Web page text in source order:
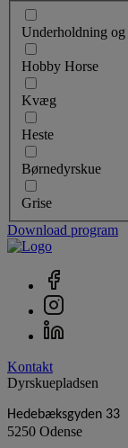
Underholdning og
Hobby Horse
Kvæg
Heste
Børnedyrskue
Grise
Download program
Kontakt
Dyrskuepladsen
Hedebæksgyden 33
5250 Odense